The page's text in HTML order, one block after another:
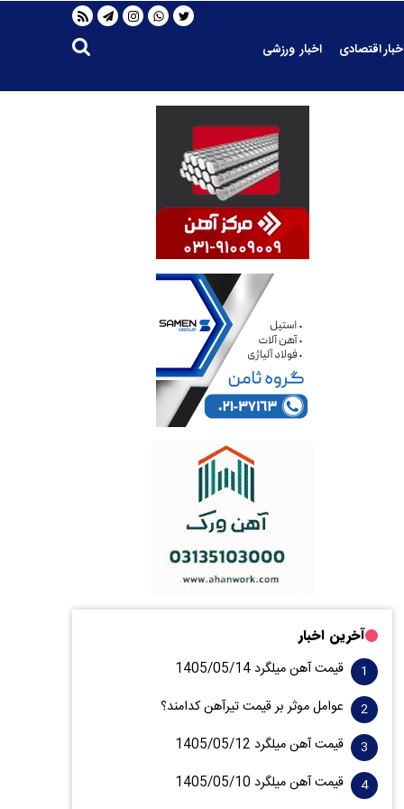
اقتصادی
اخبار ورزشی
آخرین اخبار
قیمت آهن میلگرد 1405/05/14
عوامل موثر بر قیمت تیرآهن کدامند؟
قیمت آهن میلگرد 1405/05/12
قیمت آهن میلگرد 1405/05/10